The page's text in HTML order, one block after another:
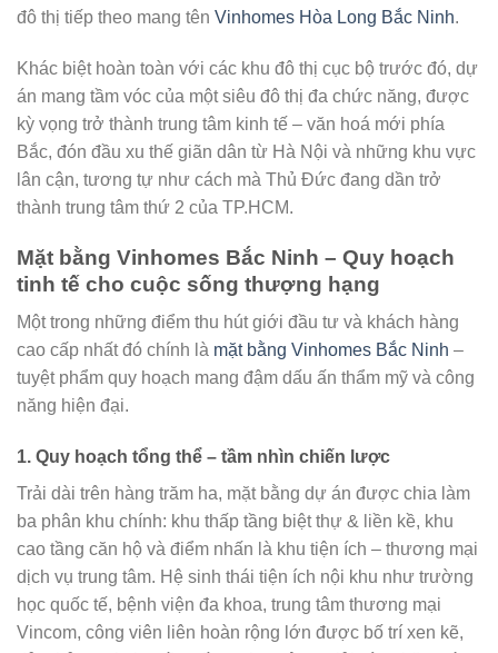
đô thị tiếp theo mang tên Vinhomes Hòa Long Bắc Ninh.
Khác biệt hoàn toàn với các khu đô thị cục bộ trước đó, dự
án mang tầm vóc của một siêu đô thị đa chức năng, được
kỳ vọng trở thành trung tâm kinh tế – văn hoá mới phía
Bắc, đón đầu xu thế giãn dân từ Hà Nội và những khu vực
lân cận, tương tự như cách mà Thủ Đức đang dần trở
thành trung tâm thứ 2 của TP.HCM.
Mặt bằng Vinhomes Bắc Ninh – Quy hoạch
tinh tế cho cuộc sống thượng hạng
Một trong những điểm thu hút giới đầu tư và khách hàng
cao cấp nhất đó chính là mặt bằng Vinhomes Bắc Ninh –
tuyệt phẩm quy hoạch mang đậm dấu ấn thẩm mỹ và công
năng hiện đại.
1. Quy hoạch tổng thể – tầm nhìn chiến lược
Trải dài trên hàng trăm ha, mặt bằng dự án được chia làm
ba phân khu chính: khu thấp tầng biệt thự & liền kề, khu
cao tầng căn hộ và điểm nhấn là khu tiện ích – thương mại
dịch vụ trung tâm. Hệ sinh thái tiện ích nội khu như trường
học quốc tế, bệnh viện đa khoa, trung tâm thương mại
Vincom, công viên liên hoàn rộng lớn được bố trí xen kẽ,